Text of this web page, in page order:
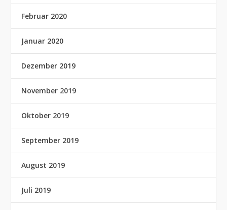
Februar 2020
Januar 2020
Dezember 2019
November 2019
Oktober 2019
September 2019
August 2019
Juli 2019